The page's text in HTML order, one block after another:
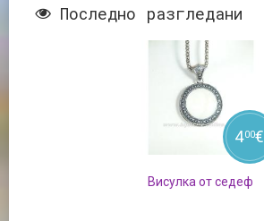
Последно разгледани
Висулка от седеф
400€